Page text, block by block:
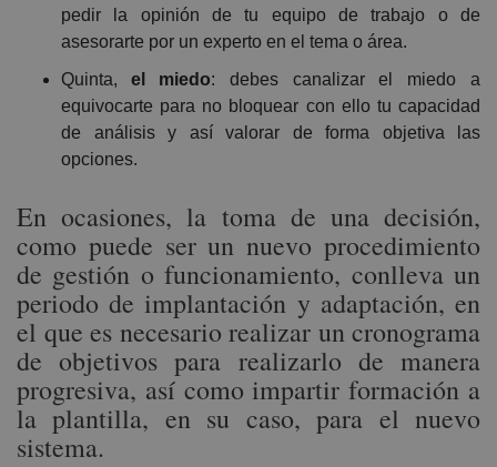
pedir la opinión de tu equipo de trabajo o de
asesorarte por un experto en el tema o área.
Quinta, el miedo: debes canalizar el miedo a
equivocarte para no bloquear con ello tu capacidad
de análisis y así valorar de forma objetiva las
opciones.
En ocasiones, la toma de una decisión,
como puede ser un nuevo procedimiento
de gestión o funcionamiento, conlleva un
periodo de implantación y adaptación, en
el que es necesario realizar un cronograma
de objetivos para realizarlo de manera
progresiva, así como impartir formación a
la plantilla, en su caso, para el nuevo
sistema.